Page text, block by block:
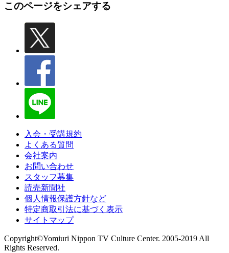
このページをシェアする
入会・受講規約
よくある質問
会社案内
お問い合わせ
スタッフ募集
読売新聞社
個人情報保護方針など
特定商取引法に基づく表示
サイトマップ
Copyright©Yomiuri Nippon TV Culture Center. 2005-2019 All
Rights Reserved.